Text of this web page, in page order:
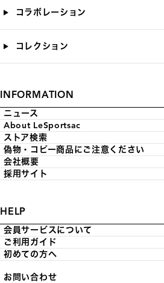
コラボレーション
コレクション
INFORMATION
ニュース
About LeSportsac
ストア検索
偽物・コピー商品にご注意ください
会社概要
採用サイト
HELP
会員サービスについて
ご利用ガイド
初めての方へ
お問い合わせ